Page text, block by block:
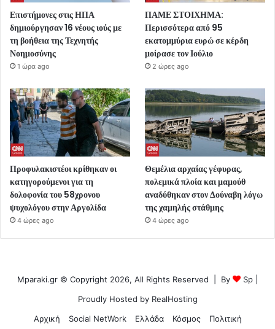
Επιστήμονες στις ΗΠΑ
δημιούργησαν 16 νέους ιούς με
τη βοήθεια της Τεχνητής
Νοημοσύνης
1 ώρα ago
ΠΑΜΕ ΣΤΟΙΧΗΜΑ:
Περισσότερα από 95
εκατομμύρια ευρώ σε κέρδη
μοίρασε τον Ιούλιο
2 ώρες ago
Προφυλακιστέοι κρίθηκαν οι
κατηγορούμενοι για τη
δολοφονία του 58χρονου
ψυχολόγου στην Αργολίδα
4 ώρες ago
Θεμέλια αρχαίας γέφυρας,
πολεμικά πλοία και μαμούθ
αναδύθηκαν στον Δούναβη λόγω
της χαμηλής στάθμης
4 ώρες ago
Mparaki.gr © Copyright 2026, All Rights Reserved | By Sp
Proudly Hosted by RealHosting
Αρχική
Social NetWork Ελλάδα Κόσμος Πολιτική